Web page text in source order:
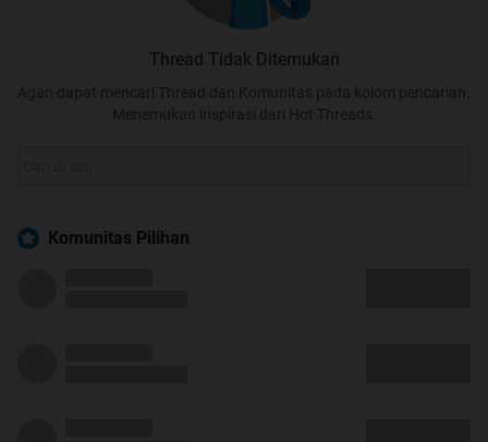
Thread Tidak Ditemukan
Agan dapat mencari Thread dan Komunitas pada kolom pencarian.
Menemukan inspirasi dari Hot Threads.
Komunitas Pilihan